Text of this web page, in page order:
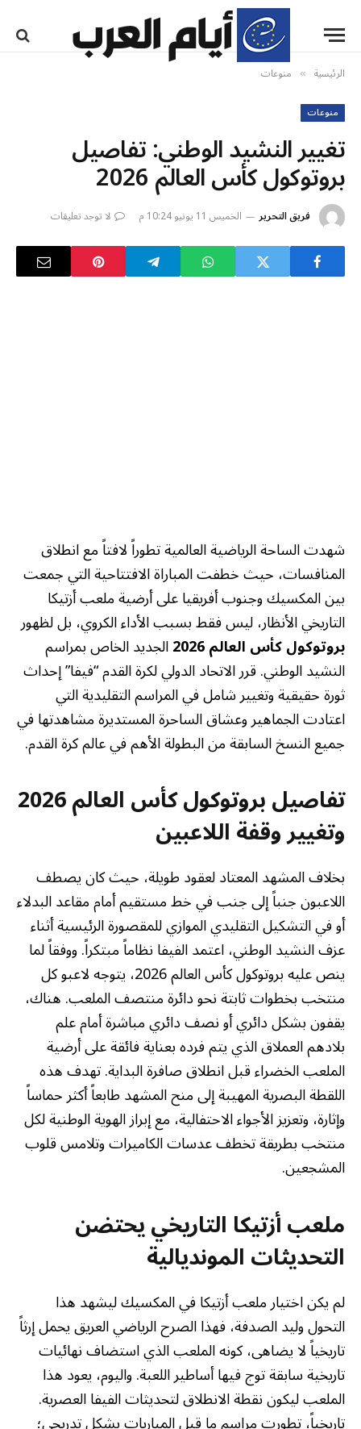
الرئيسية » منوعات
منوعات
تغيير النشيد الوطني: تفاصيل
بروتوكول كأس العالم 2026
فريق التحرير الخميس 11 يونيو 10:24 م لا توجد تعليقات
شهدت الساحة الرياضية العالمية تطوراً لافتاً مع انطلاق
المنافسات، حيث خطفت المباراة الافتتاحية التي جمعت
بين المكسيك وجنوب أفريقيا على أرضية ملعب أزتيكا
التاريخي الأنظار، ليس فقط بسبب الأداء الكروي، بل لظهور
بروتوكول كأس العالم 2026 الجديد الخاص بمراسم
النشيد الوطني. قرر الاتحاد الدولي لكرة القدم “فيفا” إحداث
ثورة حقيقية وتغيير شامل في المراسم التقليدية التي
اعتادت الجماهير وعشاق الساحرة المستديرة مشاهدتها في
جميع النسخ السابقة من البطولة الأهم في عالم كرة القدم.
تفاصيل بروتوكول كأس العالم 2026
وتغيير وقفة اللاعبين
بخلاف المشهد المعتاد لعقود طويلة، حيث كان يصطف
اللاعبون جنباً إلى جنب في خط مستقيم أمام مقاعد البدلاء
أو في التشكيل التقليدي الموازي للمقصورة الرئيسية أثناء
عزف النشيد الوطني، اعتمد الفيفا نظاماً مبتكراً. ووفقاً لما
ينص عليه بروتوكول كأس العالم 2026، يتوجه لاعبو كل
منتخب بخطوات ثابتة نحو دائرة منتصف الملعب. هناك،
يقفون بشكل دائري أو نصف دائري مباشرة أمام علم
بلادهم العملاق الذي يتم فرده بعناية فائقة على أرضية
الملعب الخضراء قبل انطلاق صافرة البداية. تهدف هذه
اللقطة البصرية المهيبة إلى منح المشهد طابعاً أكثر حماساً
وإثارة، وتعزيز الأجواء الاحتفالية، مع إبراز الهوية الوطنية لكل
منتخب بطريقة تخطف عدسات الكاميرات وتلامس قلوب
المشجعين.
ملعب أزتيكا التاريخي يحتضن
التحديثات المونديالية
لم يكن اختيار ملعب أزتيكا في المكسيك ليشهد هذا
التحول وليد الصدفة، فهذا الصرح الرياضي العريق يحمل إرثاً
تاريخياً لا يضاهى، كونه الملعب الذي استضاف نهائيات
تاريخية سابقة توج فيها أساطير اللعبة. واليوم، يعود هذا
الملعب ليكون نقطة الانطلاق لتحديثات الفيفا العصرية.